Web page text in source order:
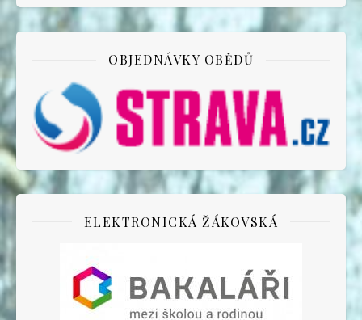
OBJEDNÁVKY OBĚDŮ
ELEKTRONICKÁ ŽÁKOVSKÁ